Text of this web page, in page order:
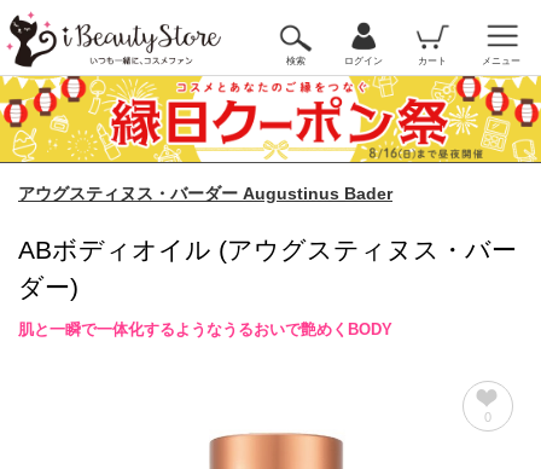
検索 ログイン カート メニュー
アウグスティヌス・バーダー Augustinus Bader
ABボディオイル (アウグスティヌス・バー
ダー)
肌と一瞬で一体化するようなうるおいで艶めくBODY
0